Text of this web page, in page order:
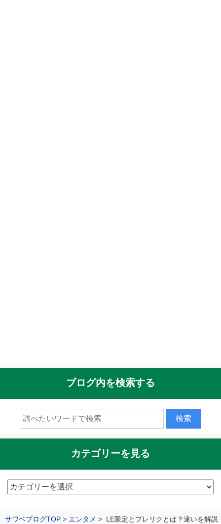
サワベブログTOP エンタメ LE限定とプレリクとは？違いを解
ブログ内を検索する
カテゴリーを見る
カ